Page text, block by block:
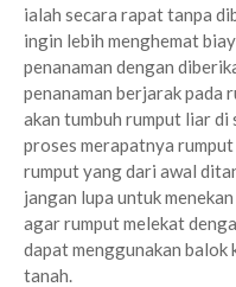
ialah secara rapat tanpa
ingin lebih menghemat
penanaman dengan
penanaman berjarak pada
akan tumbuh rumput liar di
proses merapatnya
rumput yang dari awal
jangan lupa untuk
agar rumput melekat
dapat menggunakan balok
tanah.